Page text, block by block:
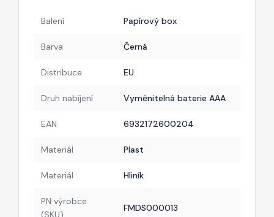
Balení Papírový box
Barva Černá
Distribuce EU
Druh nabíjení Vyměnitelná baterie AAA
EAN 6932172600204
Materiál Plast
Materiál Hliník
PN výrobce
(SKU)
FMDS000013